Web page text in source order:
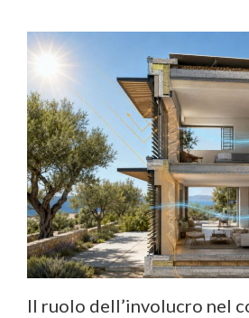
Il ruolo dell’involucro nel